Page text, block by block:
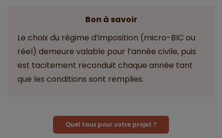
Bon à savoir
Le choix du régime d’imposition (micro-BIC ou
réel) demeure valable pour l’année civile, puis
est tacitement reconduit chaque année tant
que les conditions sont remplies.
Quel taux pour votre projet ?